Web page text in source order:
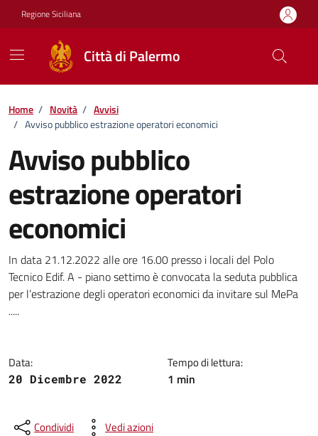
Vai ai contenuti
Vai al footer
Regione Siciliana
Città di Palermo
Home / Novità / Avvisi
/ Avviso pubblico estrazione operatori economici
Avviso pubblico
estrazione operatori
economici
Dettagli della notizia
In data 21.12.2022 alle ore 16.00 presso i locali del Polo
Tecnico Edif. A - piano settimo è convocata la seduta pubblica
per l’estrazione degli operatori economici da invitare sul MePa
.....
Data:
20 Dicembre 2022
Tempo di lettura:
1 min
Condividi Vedi azioni